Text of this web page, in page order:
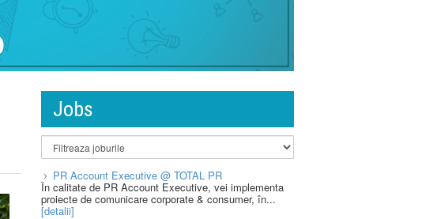
Jobs
PR Account Executive @ TOTAL PR
În calitate de PR Account Executive, vei implementa
proiecte de comunicare corporate & consumer, în...
[detalii]